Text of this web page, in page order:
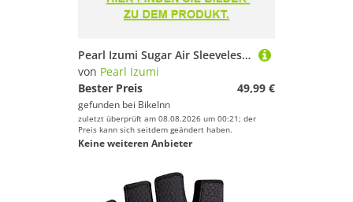
Pearl Izumi Sugar Air Sleeveless Jersey Blau L Frau
von Pearl Izumi
Bester Preis
49,99 €
gefunden bei BikeInn
zuletzt überprüft am 08.08.2026 um 00:21; der
Preis kann sich seitdem geändert haben.
Keine weiteren Anbieter